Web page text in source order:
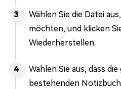
Wählen Sie die Datei
möchten, und klicken
Wiederherstellen.
Wählen Sie aus, dass
bestehenden